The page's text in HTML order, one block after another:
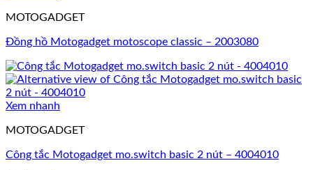
MOTOGADGET
Đồng hồ Motogadget motoscope classic – 2003080
Xem nhanh
MOTOGADGET
Công tắc Motogadget mo.switch basic 2 nút – 4004010